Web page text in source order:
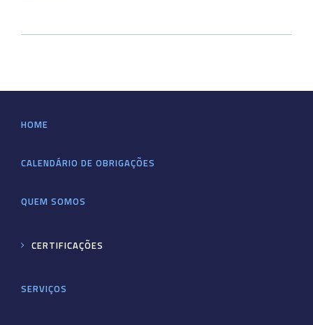
HOME
CALENDÁRIO DE OBRIGAÇÕES
QUEM SOMOS
CERTIFICAÇÕES
SERVIÇOS